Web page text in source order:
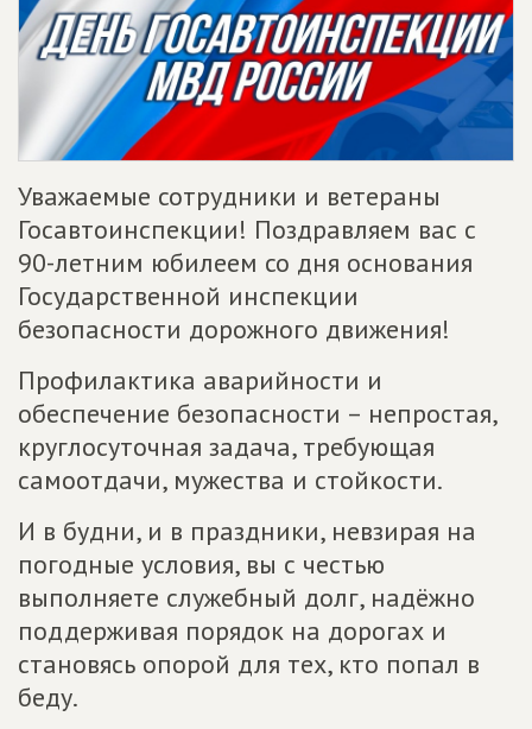
Уважаемые сотрудники и ветераны
Госавтоинспекции! Поздравляем вас с
90-летним юбилеем со дня основания
Государственной инспекции
безопасности дорожного движения!
Профилактика аварийности и
обеспечение безопасности – непростая,
круглосуточная задача, требующая
самоотдачи, мужества и стойкости.
И в будни, и в праздники, невзирая на
погодные условия, вы с честью
выполняете служебный долг, надёжно
поддерживая порядок на дорогах и
становясь опорой для тех, кто попал в
беду.